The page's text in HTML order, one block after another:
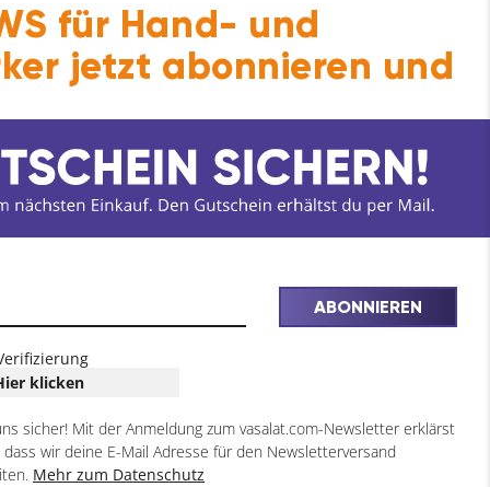
für Hand- und
jetzt abonnieren und
ABONNIEREN
klicken
sicher! Mit der Anmeldung zum vasalat.com-Newsletter erklärst
wir deine E-Mail Adresse für den Newsletterversand
Mehr zum Datenschutz